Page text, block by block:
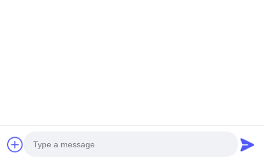
سياسة الخصوصية